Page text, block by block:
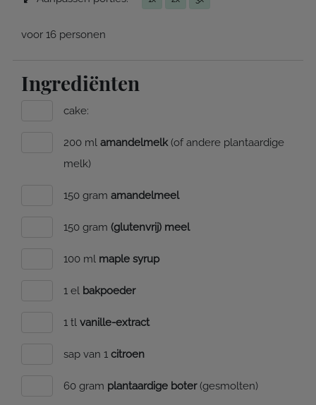
voor 16 personen
Ingrediënten
cake:
200 ml amandelmelk(of andere plantaardige
melk)
150 gram amandelmeel
150 gram (glutenvrij) meel
100 ml maple syrup
1 el bakpoeder
1 tl vanille-extract
sap van 1 citroen
60 gram plantaardige boter(gesmolten)